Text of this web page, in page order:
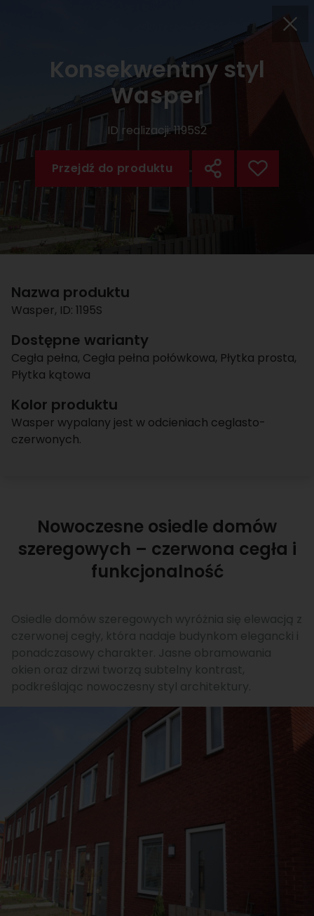
Konsekwentny styl
Wasper
ID realizacji:1195S2
Przejdź do produktu
Nazwa produktu
Wasper, ID: 1195S
Dostępne warianty
Cegła pełna, Cegła pełna połówkowa, Płytka prosta,
Płytka kątowa
Kolor produktu
Wasper wypalany jest w odcieniach ceglasto-
czerwonych.
Nowoczesne osiedle domów
szeregowych – czerwona cegła i
funkcjonalność
Osiedle domów szeregowych wyróżnia się elewacją z
czerwonej cegły, która nadaje budynkom elegancki i
ponadczasowy charakter. Jasne obramowania
okien oraz drzwi tworzą subtelny kontrast,
podkreślając nowoczesny styl architektury.